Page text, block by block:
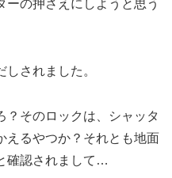
ーの押さえにしようと思う
しされました。
？そのロックは、シャッタ
えるやつか？それとも地面
確認されまして…